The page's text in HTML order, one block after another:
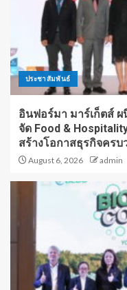
ประชาสัมพันธ์
อินฟอร์มา มาร์เก็ตส์ ผ
จัด Food &
สร้างโอกาสธุรกิจครบ
August 6, 2026 admin